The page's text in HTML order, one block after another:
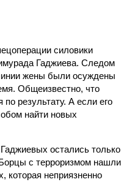
силовики
Гаджиева. Следом
жены были осуждены
Общеизвестно, что
результату. А если его
найти новых
остались только
с терроризмом нашли
которая неприязненно